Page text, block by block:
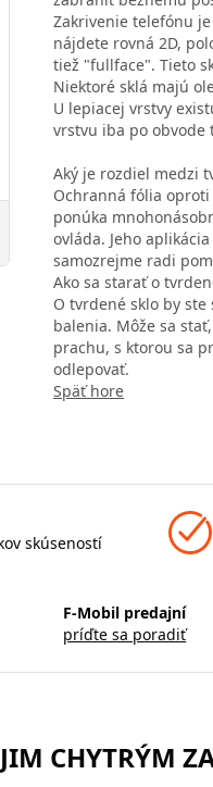
Zakrivenie telefónu
nájdete rovná 2D,
tiež "fullface". Tieto
Niektoré sklá majú
U lepiacej vrstvy
vrstvu iba po obvode
Aký je rozdiel medzi
Ochranná fólia
ponúka
ovláda. Jeho
samozrejme radi
Ako sa starať o
O tvrdené sklo by
balenia. Môže sa
prachu, s ktorou sa
odlepovať.
Späť hore
skúseností
F-Mobil predajní
príďte sa poradiť
CHYTRÝM